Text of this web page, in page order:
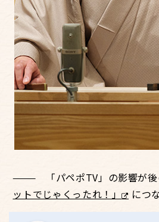
「パペポTV」の影響が
ットでじゃくったれ！」
につ